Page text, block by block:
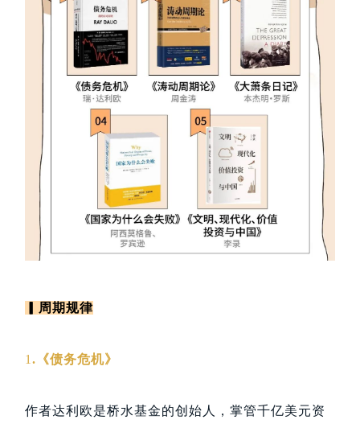
▎周期规律
1 .《债务危机》
作者达利欧是桥水基金的创始人，掌管千亿美元资